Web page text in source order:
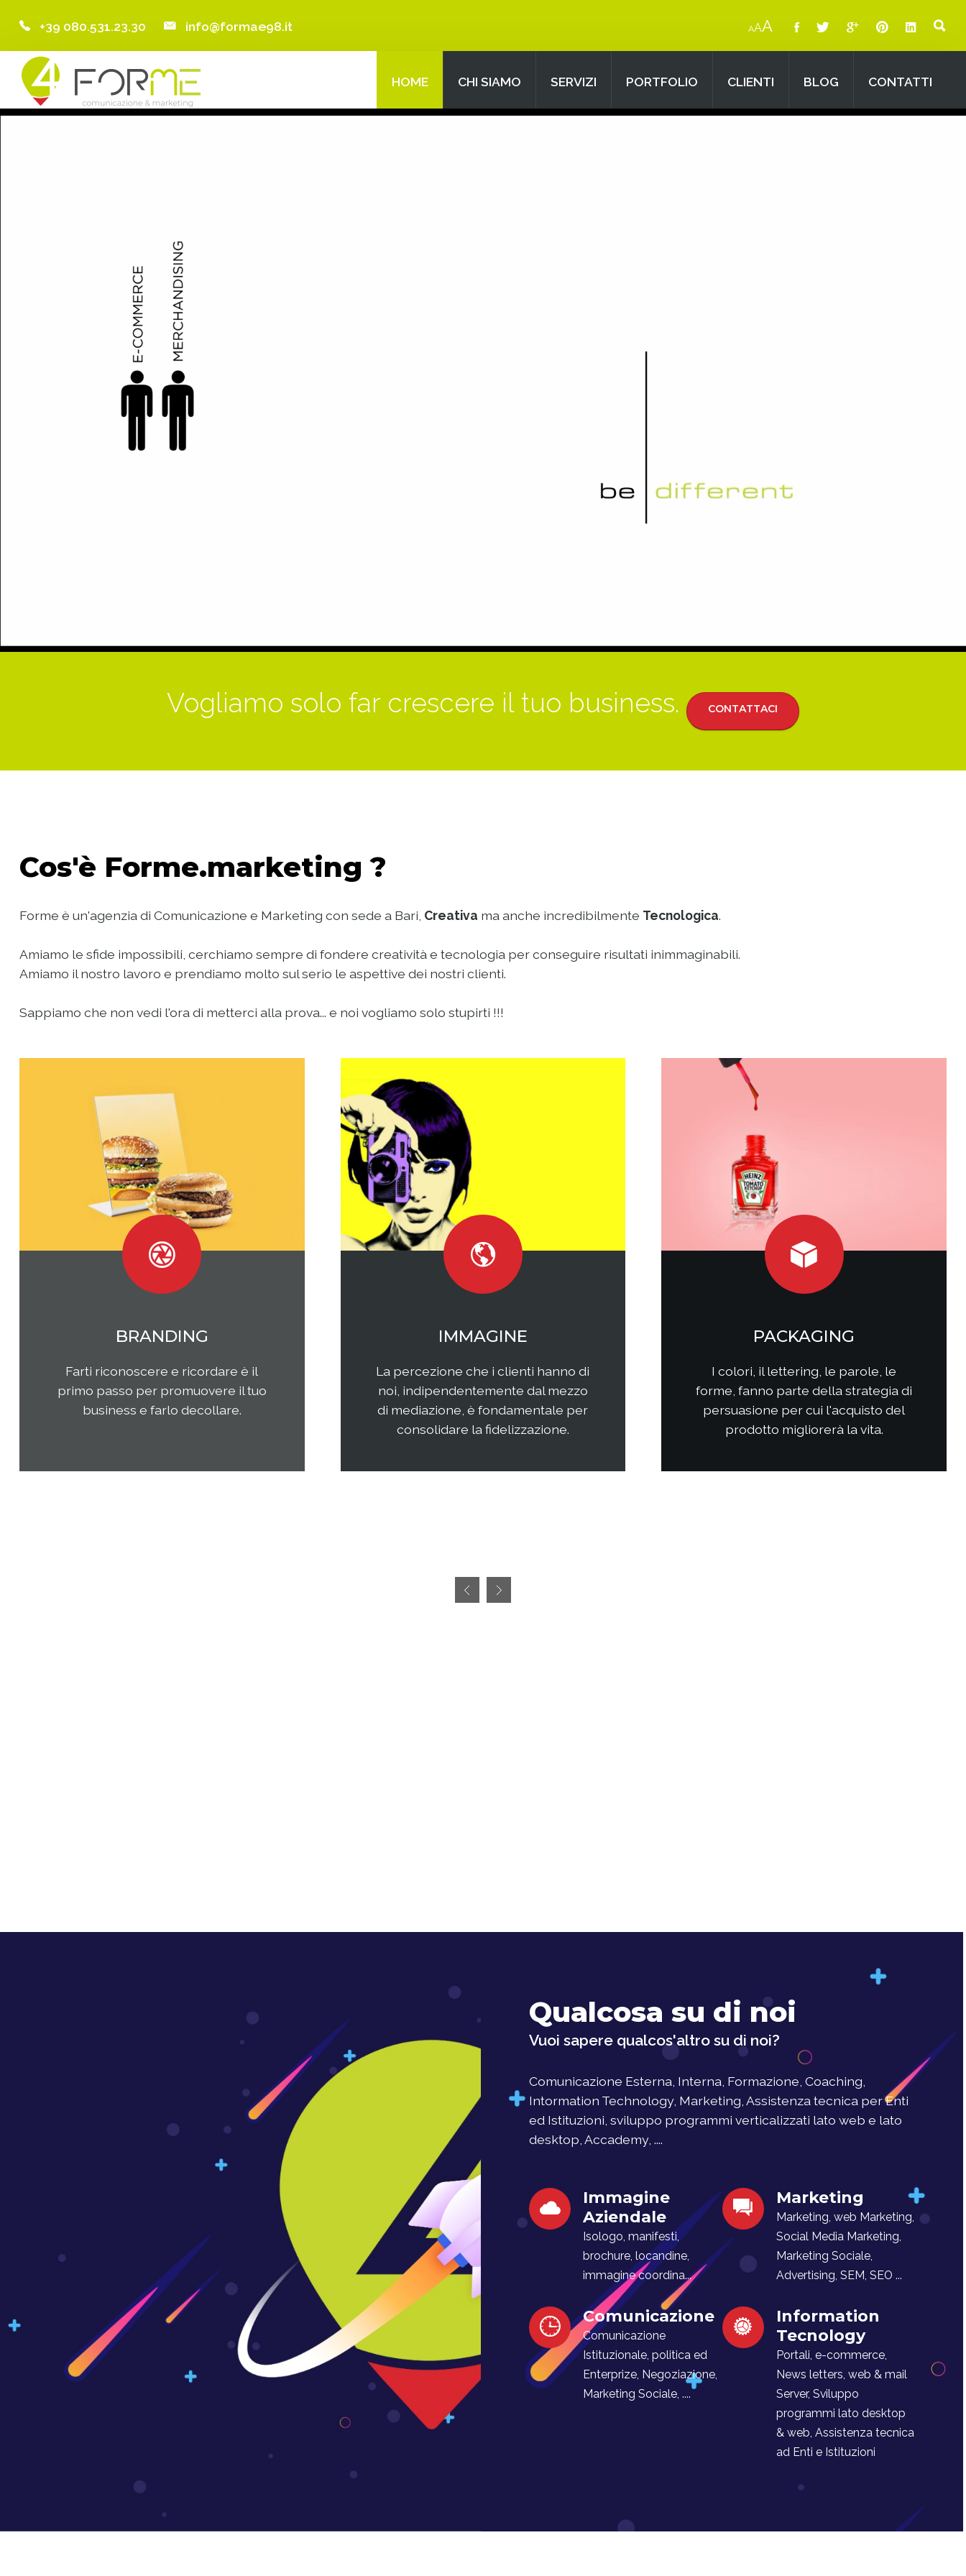
Home
Chi Siamo
+39 080.531.23.30 info@formae98.it
Searchour Site
AAA
HOME CHI SIAMO SERVIZI PORTFOLIO CLIENTI BLOG CONTATTI
Vogliamo solo far crescere il tuo business. CONTATTACI
Cos'è Forme.marketing ?
Forme è un'agenzia di Comunicazione e Marketing con sede a Bari, Creativa ma anche incredibilmente Tecnologica.
Amiamo le sfide impossibili, cerchiamo sempre di fondere creatività e tecnologia per conseguire risultati inimmaginabili.
Amiamo il nostro lavoro e prendiamo molto sul serio le aspettive dei nostri clienti.
Sappiamo che non vedi l'ora di metterci alla prova... e noi vogliamo solo stupirti !!!
MARKETING
Qual è il tuo rapporto con i clienti e
come questi ultimi percepiscono la
tua impresa e i tuoi prodotti o
riferimento?
WEB MARKETING
Il web continua ad essere una
frontiera non facilmente
raggiungibile perchè considerata
semplice ed immediata. Avere
attenta analisi che una specifica
SOCIAL MEDIA
Come questi nuovi media
interagiscono con i consumatori?
Come interagire con clienti/utenti
Come comporre la strategia di
Qualcosa su di noi
Vuoi sapere qualcos'altro su di noi?
Comunicazione Esterna, Interna, Formazione, Coaching,
Intormation Technology, Marketing, Assistenza tecnica per Enti
ed Istituzioni, sviluppo programmi verticalizzati lato web e lato
desktop, Accademy, ....
Immagine
Aziendale
Isologo, manifesti,
brochure, locandine,
immagine coordina...
Marketing
Marketing, web Marketing,
Social Media Marketing,
Marketing Sociale,
Advertising, SEM, SEO ...
Comunicazione
Comunicazione
Istituzionale, politica ed
Enterprize, Negoziazione,
Marketing Sociale, ....
Information
Tecnology
Portali, e-commerce,
News letters, web & mail
Server, Sviluppo
programmi lato desktop
& web, Assistenza tecnica
ad Enti e Istituzioni